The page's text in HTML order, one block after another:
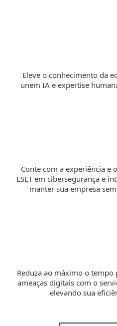
Eleve o conhecimento da
unem IA e expertise
Conte com a experiência e
ESET em cibersegurança e
manter sua empresa
Reduza ao máximo o
ameaças digitais com o
elevando sua